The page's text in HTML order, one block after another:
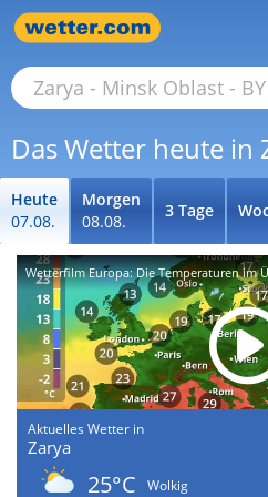
Das Wetter heute in
Heute
07.08.
Morgen
08.08.
3 Tage
Wetterfilm Europa: Die Temperaturen im
Aktuelles Wetter in
Zarya
25°C
Wolkig